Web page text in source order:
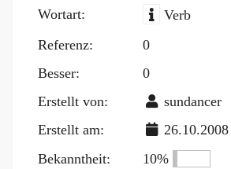
Blog
Wortart:
Verb
Referenz:
0
Besser:
0
Erstellt von:
sundancer
Erstellt am:
26.10.2008
Bekanntheit:
10%